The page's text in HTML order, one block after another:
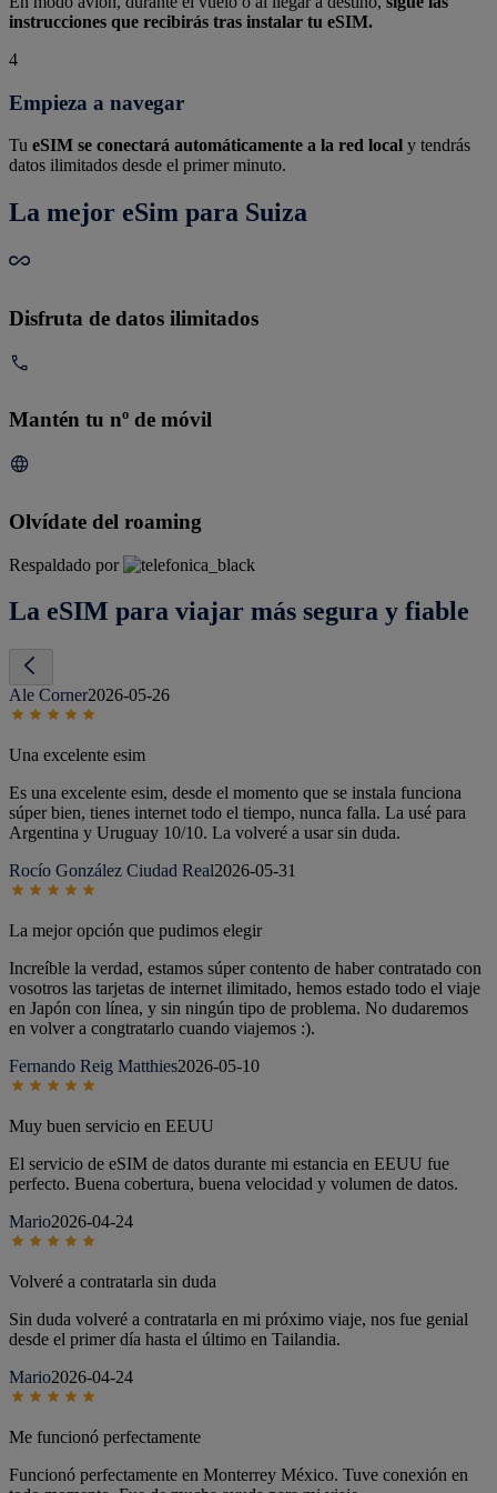
instrucciones que recibirás tras instalar tu eSIM.
4
Empieza a navegar
Tu eSIM se conectará automáticamente a la red local y tendrás
datos ilimitados desde el primer minuto.
La mejor eSim para Suiza
Disfruta de datos ilimitados
Mantén tu nº de móvil
Olvídate del roaming
Respaldado por
La eSIM para viajar más segura y fiable
Ale Corner2026-05-26
Una excelente esim
Es una excelente esim, desde el momento que se instala funciona
súper bien, tienes internet todo el tiempo, nunca falla. La usé para
Argentina y Uruguay 10/10. La volveré a usar sin duda.
Rocío González Ciudad Real2026-05-31
La mejor opción que pudimos elegir
Increíble la verdad, estamos súper contento de haber contratado con
vosotros las tarjetas de internet ilimitado, hemos estado todo el viaje
en Japón con línea, y sin ningún tipo de problema. No dudaremos
en volver a congtratarlo cuando viajemos :).
Fernando Reig Matthies2026-05-10
Muy buen servicio en EEUU
El servicio de eSIM de datos durante mi estancia en EEUU fue
perfecto. Buena cobertura, buena velocidad y volumen de datos.
Mario2026-04-24
Volveré a contratarla sin duda
Sin duda volveré a contratarla en mi próximo viaje, nos fue genial
desde el primer día hasta el último en Tailandia.
Mario2026-04-24
Me funcionó perfectamente
Funcionó perfectamente en Monterrey México. Tuve conexión en